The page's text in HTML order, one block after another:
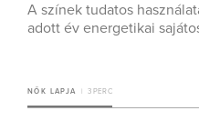
A színek tudatos
adott év energetikai
NŐK LAPJA 3 PERC